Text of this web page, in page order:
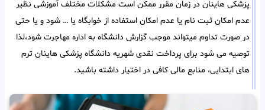
پزشکی هاینان در زمان مقرر ممکن است مشکلات مختلف آموزشی نظیر
عدم امکان ثبت نام یا عدم امکان استفاده از خوابگاه یا … شود و یا حتی
در صورت تداوم میتواند موجب گزارش دانشگاه به اداره مهاجرت شود،لذا
توصیه می شود برای پرداخت نقدی شهریه دانشگاه پزشکی هاینان ترم
های ابتدایی، منابع مالی کافی در اختیار داشته باشید.